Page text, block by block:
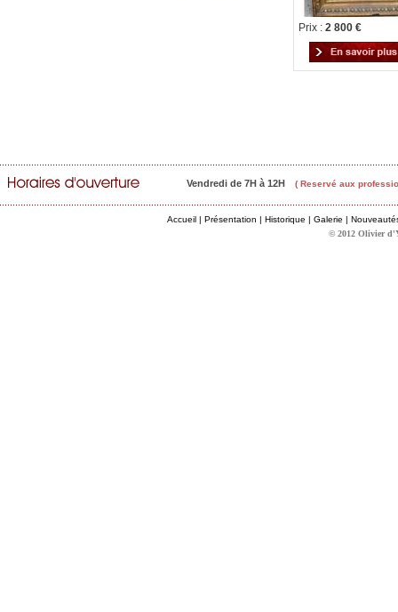
Prix : 2 800 €
Vendredi de 7H à 12H ( Reservé aux
Accueil | Présentation | Historique | Galerie |
© 2012 Olivier